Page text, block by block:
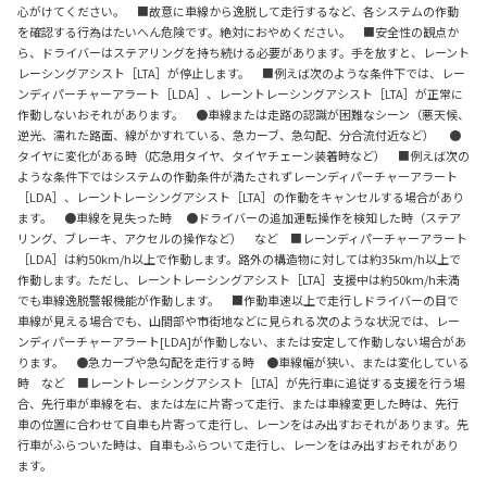
心がけてください。 ■故意に車線から逸脱して走行するなど、各システムの作動
を確認する行為はたいへん危険です。絶対におやめください。 ■安全性の観点か
ら、ドライバーはステアリングを持ち続ける必要があります。手を放すと、レーント
レーシングアシスト［LTA］が停止します。 ■例えば次のような条件下では、レー
ンディパーチャーアラート［LDA］、レーントレーシングアシスト［LTA］が正常に
作動しないおそれがあります。 ●車線または走路の認識が困難なシーン（悪天候、
逆光、濡れた路面、線がかすれている、急カーブ、急勾配、分合流付近など） ●
タイヤに変化がある時（応急用タイヤ、タイヤチェーン装着時など） ■例えば次の
ような条件下ではシステムの作動条件が満たされずレーンディパーチャーアラート
［LDA］、レーントレーシングアシスト［LTA］の作動をキャンセルする場合があり
ます。 ●車線を見失った時 ●ドライバーの追加運転操作を検知した時（ステア
リング、ブレーキ、アクセルの操作など） など ■レーンディパーチャーアラート
［LDA］は約50km/h以上で作動します。路外の構造物に対しては約35km/h以上で
作動します。ただし、レーントレーシングアシスト［LTA］支援中は約50km/h未満
でも車線逸脱警報機能が作動します。 ■作動車速以上で走行しドライバーの目で
車線が見える場合でも、山間部や市街地などに見られる次のような状況では、レー
ンディパーチャーアラート[LDA]が作動しない、または安定して作動しない場合があ
ります。 ●急カーブや急勾配を走行する時 ●車線幅が狭い、または変化している
時 など ■レーントレーシングアシスト［LTA］が先行車に追従する支援を行う場
合、先行車が車線を右、または左に片寄って走行、または車線変更した時は、先行
車の位置に合わせて自車も片寄って走行し、レーンをはみ出すおそれがあります。先
行車がふらついた時は、自車もふらついて走行し、レーンをはみ出すおそれがあり
ます。